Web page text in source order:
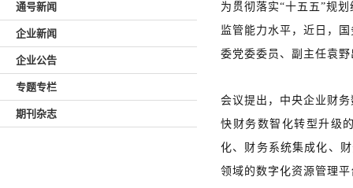
通号新闻
企业新闻
企业公告
专题专栏
期刊杂志
为贯彻落实“十五五”规
监管能力水平，近日，
委党委委员、副主任袁
会议提出，中央企业财
快财务数智化转型升级
化、财务系统集成化、
领域的数字化资源管理